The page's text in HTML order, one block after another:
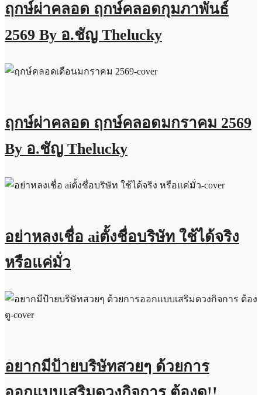
ฤกษ์ผ่าคลอด ฤกษ์คลอดกุมภาพันธ์
2569 By อ.ชัญ Thelucky
ฤกษ์ผ่าคลอด ฤกษ์คลอดมกราคม 2569
By อ.ชัญ Thelucky
อย่าหลงเชื่อ aiตั้งชื่อบริษัท ใช้ได้จริง
หรือแค่มั่ว
อยากมีป้ายบริษัทสวยๆ ด้วยการ